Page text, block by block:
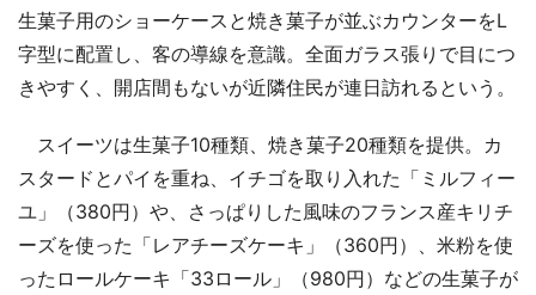
生菓子用のショーケースと焼き菓子が並ぶカウンターをL
字型に配置し、客の導線を意識。全面ガラス張りで目につ
きやすく、開店間もないが近隣住民が連日訪れるという。
スイーツは生菓子10種類、焼き菓子20種類を提供。カ
スタードとパイを重ね、イチゴを取り入れた「ミルフィー
ユ」（380円）や、さっぱりした風味のフランス産キリチ
ーズを使った「レアチーズケーキ」（360円）、米粉を使
ったロールケーキ「33ロール」（980円）などの生菓子が